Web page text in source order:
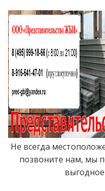
Не всегда
позвоните нам, мы